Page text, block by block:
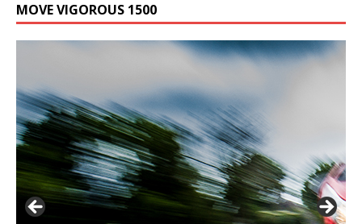
MOVE VIGOROUS 1500